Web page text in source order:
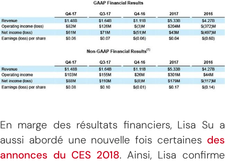
En marge des résultats financiers, Lisa Su a
aussi abordé une nouvelle fois certaines des
annonces du CES 2018. Ainsi, Lisa confirme